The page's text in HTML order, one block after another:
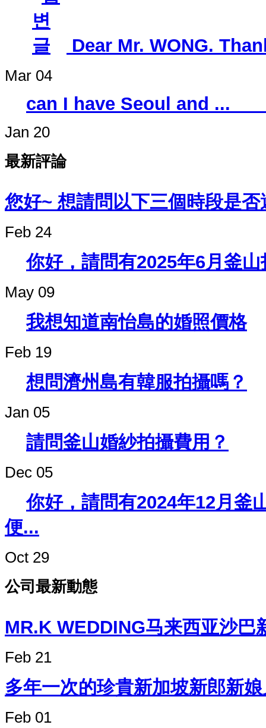
Dear Mr. WONG.
Mar 04
can I have
Jan 20
最新評論
您好~ 想請問以下三個時段是
Feb 24
你好，請問有2025年6月釜
May 09
我想知道南怡島的婚照價格
Feb 19
想問濟州島有韓服拍攝嗎？
Jan 05
請問釜山婚紗拍攝費用？
Dec 05
你好，請問有2024年12月釜
便...
Oct 29
公司最新動態
MR.K WEDDING马来西亚
Feb 21
多年一次的珍貴新加坡新郎新
Feb 01